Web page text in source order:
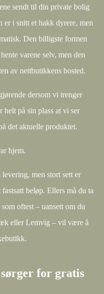
sendt til din private bolig
er i snitt et hakk dyrere, men
Den billigste formen
varene selv, men den
av nettbutikkens bosted.
dersom vi trenger
helt på sin plass at vi ser
det aktuelle produktet.
hjem.
men stort sett er
beløp. Ellers må du ta
oftest – uansett om du
eller Lemvig – vil være å
for gratis